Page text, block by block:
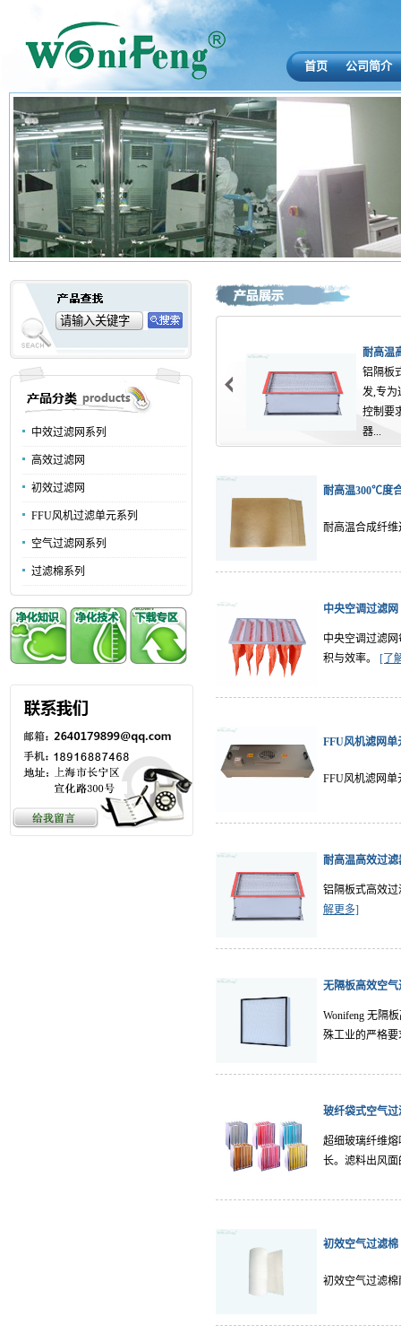
首页 公司简介
中效过滤网系列
高效过滤网
初效过滤网
FFU风机过滤单元系列
空气过滤网系列
过滤棉系列
耐高温
铝隔板
发,专为
控制要
器...
初效空
初效空
对湿度
所需气
耐高温
过滤系
FFU风
稳定。
耐高温300℃度
耐高温合成纤
中央空调过滤网
中央空调过滤
积与效率。 [了
FFU风机滤网单
FFU风机滤网
耐高温高效过滤
铝隔板式高效
解更多]
无隔板高效空气
Wonifeng 无隔
殊工业的严格
玻纤袋式空气过
超细玻璃纤维
长。滤料出风
初效空气过滤棉
初效空气过滤